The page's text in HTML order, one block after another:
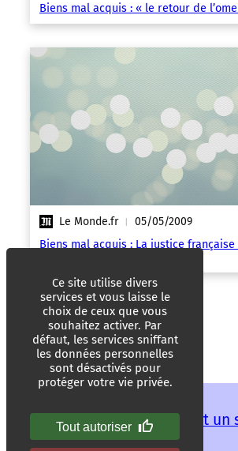
Biens mal acquis : « le retour de
Le Monde.fr | 05/05/2009
Biens mal acquis : La justice
Les mots ont un
Ce site utilise divers
services et vous laisse le
choix de ceux que vous
souhaitez activer. Par
défaut, les services sniffant
les données personnelles
sont désactivés pour
protéger votre vie privée.
Tout autoriser